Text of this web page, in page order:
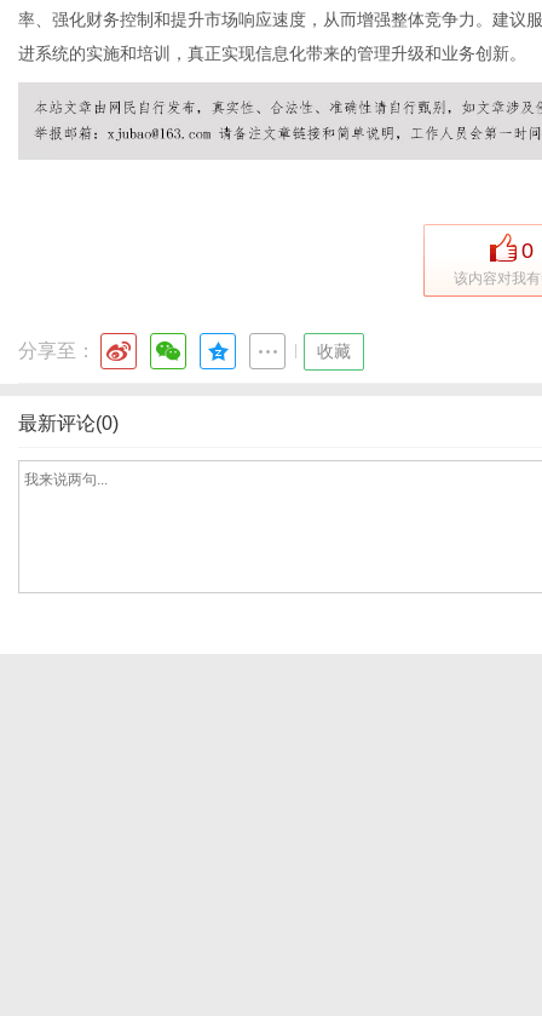
率、强化财务控制和提升市场响应速度，从而增强整体竞争力。建议
进系统的实施和培训，真正实现信息化带来的管理升级和业务创新。
0
该内容对我
分享至： 收藏
最新评论(0)